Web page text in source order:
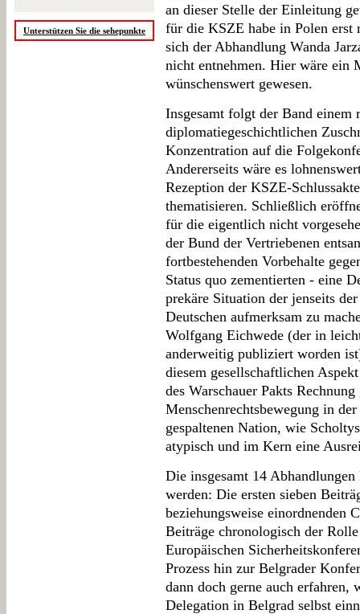
Unterstützen Sie die sehepunkte
an dieser Stelle der Einleitung
für die KSZE habe in Polen erst
sich der Abhandlung Wanda
nicht entnehmen. Hier wäre ein
wünschenswert gewesen.
Insgesamt folgt der Band einem
diplomatiegeschichtlichen
Konzentration auf die
Andererseits wäre es
Rezeption der KSZE-
thematisieren. Schließlich
für die eigentlich nicht
der Bund der Vertriebenen
fortbestehenden Vorbehalte
Status quo zementierten - eine
prekäre Situation der jenseits
Deutschen aufmerksam zu
Wolfgang Eichwede (der in
anderweitig publiziert worden
diesem gesellschaftlichen
des Warschauer Pakts
Menschenrechtsbewegung in
gespaltenen Nation, wie
atypisch und im Kern eine
Die insgesamt 14
werden: Die ersten sieben
beziehungsweise einordnenden
Beiträge chronologisch der
Europäischen
Prozess hin zur Belgrader
dann doch gerne auch erfahren,
Delegation in Belgrad selbst